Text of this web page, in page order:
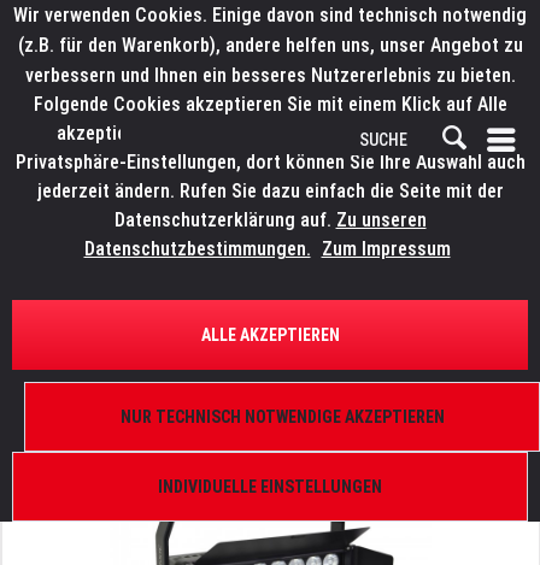
ÜBERSICHT SCHEINWERFER UND KOMPONENTEN
LITECRAFT WashXTC CRMX
Wir verwenden Cookies. Einige davon sind technisch notwendig
(z.B. für den Warenkorb), andere helfen uns, unser Angebot zu
verbessern und Ihnen ein besseres Nutzererlebnis zu bieten.
Folgende Cookies akzeptieren Sie mit einem Klick auf Alle
akzeptieren. Weitere Informationen finden Sie in den
Privatsphäre-Einstellungen, dort können Sie Ihre Auswahl auch
jederzeit ändern. Rufen Sie dazu einfach die Seite mit der
Datenschutzerklärung auf. Zu unseren
Datenschutzbestimmungen. Zum Impressum
INDIVIDUELLE EINSTELLUNGEN
NUR TECHNISCH NOTWENDIGE AKZEPTIEREN
ALLE AKZEPTIEREN